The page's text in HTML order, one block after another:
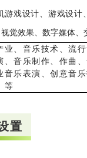
戏设计、游戏设计
觉效果、数字媒体、
业、音乐技术、流
、音乐制作、作曲
音乐表演、创意音
等
置